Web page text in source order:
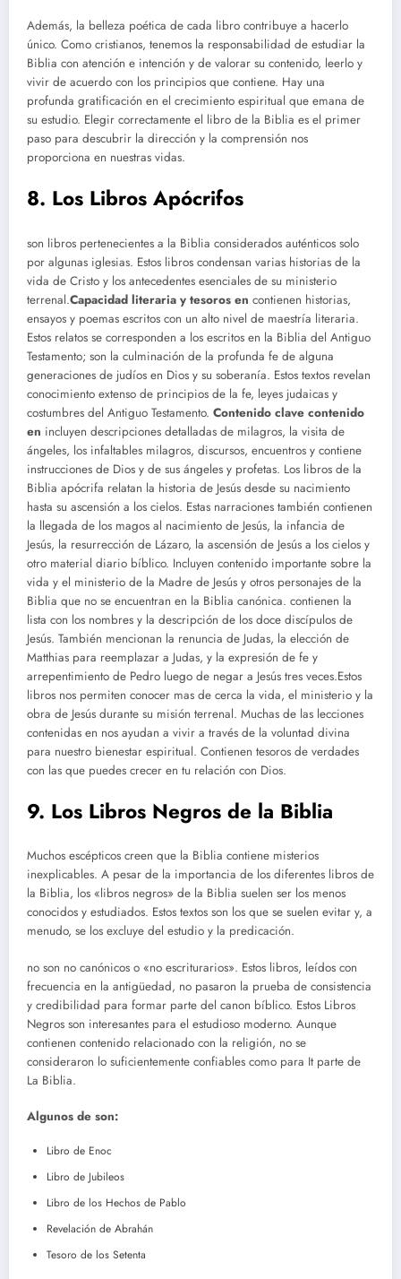
Además, la belleza poética de cada libro contribuye a hacerlo
único. Como cristianos, tenemos la responsabilidad de estudiar la
Biblia con atención e intención y de valorar su contenido, leerlo y
vivir de acuerdo con los principios que contiene. Hay una
profunda gratificación en el crecimiento espiritual que emana de
su estudio. Elegir correctamente el libro de la Biblia es el primer
paso para descubrir la dirección y la comprensión nos
proporciona en nuestras vidas.
8. Los Libros Apócrifos
son libros pertenecientes a la Biblia considerados auténticos solo
por algunas iglesias. Estos libros condensan varias historias de la
vida de Cristo y los antecedentes esenciales de su ministerio
terrenal.Capacidad literaria y tesoros en contienen historias,
ensayos y poemas escritos con un alto nivel de maestría literaria.
Estos relatos se corresponden a los escritos en la Biblia del Antiguo
Testamento; son la culminación de la profunda fe de alguna
generaciones de judíos en Dios y su soberanía. Estos textos revelan
conocimiento extenso de principios de la fe, leyes judaicas y
costumbres del Antiguo Testamento. Contenido clave contenido
en incluyen descripciones detalladas de milagros, la visita de
ángeles, los infaltables milagros, discursos, encuentros y contiene
instrucciones de Dios y de sus ángeles y profetas. Los libros de la
Biblia apócrifa relatan la historia de Jesús desde su nacimiento
hasta su ascensión a los cielos. Estas narraciones también contienen
la llegada de los magos al nacimiento de Jesús, la infancia de
Jesús, la resurrección de Lázaro, la ascensión de Jesús a los cielos y
otro material diario bíblico. Incluyen contenido importante sobre la
vida y el ministerio de la Madre de Jesús y otros personajes de la
Biblia que no se encuentran en la Biblia canónica. contienen la
lista con los nombres y la descripción de los doce discípulos de
Jesús. También mencionan la renuncia de Judas, la elección de
Matthias para reemplazar a Judas, y la expresión de fe y
arrepentimiento de Pedro luego de negar a Jesús tres veces.Estos
libros nos permiten conocer mas de cerca la vida, el ministerio y la
obra de Jesús durante su misión terrenal. Muchas de las lecciones
contenidas en nos ayudan a vivir a través de la voluntad divina
para nuestro bienestar espiritual. Contienen tesoros de verdades
con las que puedes crecer en tu relación con Dios.
9. Los Libros Negros de la Biblia
Muchos escépticos creen que la Biblia contiene misterios
inexplicables. A pesar de la importancia de los diferentes libros de
la Biblia, los «libros negros» de la Biblia suelen ser los menos
conocidos y estudiados. Estos textos son los que se suelen evitar y, a
menudo, se los excluye del estudio y la predicación.
no son no canónicos o «no escriturarios». Estos libros, leídos con
frecuencia en la antigüedad, no pasaron la prueba de consistencia
y credibilidad para formar parte del canon bíblico. Estos Libros
Negros son interesantes para el estudioso moderno. Aunque
contienen contenido relacionado con la religión, no se
consideraron lo suficientemente confiables como para It parte de
La Biblia.
Algunos de son:
Libro de Enoc
Libro de Jubileos
Libro de los Hechos de Pablo
Revelación de Abrahán
Tesoro de los Setenta